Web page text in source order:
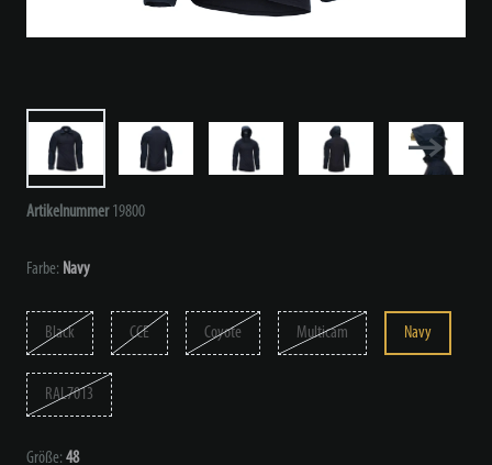
Artikelnummer19800
Farbe: Navy
Black CCE Coyote Multicam Navy
RAL7013
Größe: 48